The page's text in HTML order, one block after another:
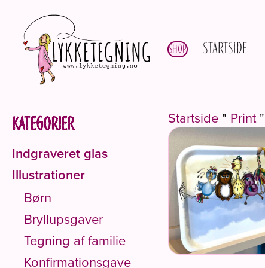
Shop Startside
Kategorier
Indgraveret glas
Illustrationer
Børn
Bryllupsgaver
Tegning af familie
Konfirmationsgave
Startside" Print"